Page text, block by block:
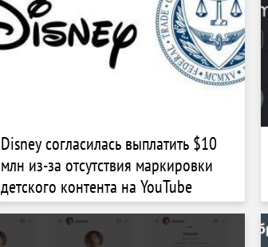
Disney согласилась выплатить $10
млн из-за отсутствия маркировки
детского контента на YouTube